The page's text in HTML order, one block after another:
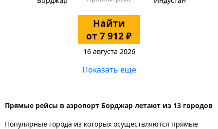
Найти
от 7 912 ₽
16 августа 2026
Показать еще
Прямые рейсы в аэропорт Борджар летают из 13 городов
Популярные города из которых осуществляются прямые